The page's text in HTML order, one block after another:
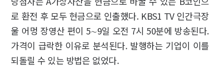
로 환전 후 모두 현금으로 인출했다. KBS1 TV 인간극장
울 어멍 장영산 편이 5∼9일 오전 7시 50분에 방송된다.
가격이 급락한 이유로 분석된다. 발행하는 기업이 이를
되돌릴 수 있는 방법은 없었다.